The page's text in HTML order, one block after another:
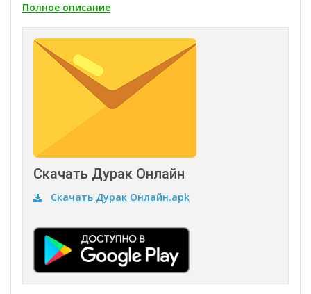
Полное описание
Скачать Дурак Онлайн
Скачать Дурак Онлайн.apk